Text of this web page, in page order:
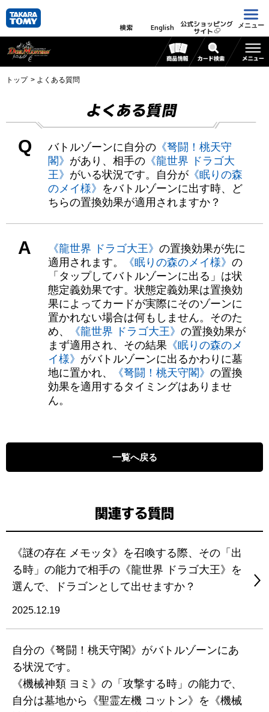
検索 English 公式ショッピング
サイト
メニュー
トップ よくある質問
よくある質問
Q バトルゾーンに自分の 《弩闘！桃天守
閣》 があり、相手の 《龍世界 ドラゴ大
王》 がいる状況です。自分が 《眠りの森
のメイ様》 をバトルゾーンに出す時、ど
ちらの置換効果が適用されますか？
A 《龍世界 ドラゴ大王》 の置換効果が先に
適用されます。
《眠りの森のメイ様》 の
「タップしてバトルゾーンに出る」は状
態定義効果です。状態定義効果は置換効
果によってカードが実際にそのゾーンに
置かれない場合は何もしません。そのた
め、
《龍世界 ドラゴ大王》 の置換効果が
まず適用され、その結果 《眠りの森のメ
イ様》 がバトルゾーンに出るかわりに墓
地に置かれ、
《弩闘！桃天守閣》 の置換
効果を適用するタイミングはありませ
ん。
一覧へ戻る
関連する質問
《謎の存在 メモッタ》を召喚する際、その「出
る時」の能力で相手の《龍世界 ドラゴ大王》を
選んで、ドラゴンとして出せますか？
2025.12.19
自分の《弩闘！桃天守閣》がバトルゾーンにあ
る状況です。
《機械神類 ヨミ》の「攻撃する時」の能力で、
自分は墓地から《聖霊左機 コットン》を《機械